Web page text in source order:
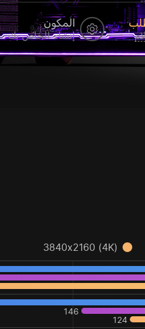
المكون
إنشاء الخاص بك
3840x2160 (4K)
146
124